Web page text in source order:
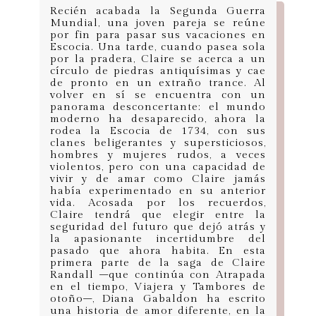
Recién acabada la Segunda Guerra
Mundial, una joven pareja se reúne
por fin para pasar sus vacaciones en
Escocia. Una tarde, cuando pasea sola
por la pradera, Claire se acerca a un
círculo de piedras antiquísimas y cae
de pronto en un extraño trance. Al
volver en sí se encuentra con un
panorama desconcertante: el mundo
moderno ha desaparecido, ahora la
rodea la Escocia de 1734, con sus
clanes beligerantes y supersticiosos,
hombres y mujeres rudos, a veces
violentos, pero con una capacidad de
vivir y de amar como Claire jamás
había experimentado en su anterior
vida. Acosada por los recuerdos,
Claire tendrá que elegir entre la
seguridad del futuro que dejó atrás y
la apasionante incertidumbre del
pasado que ahora habita. En esta
primera parte de la saga de Claire
Randall –que continúa con Atrapada
en el tiempo, Viajera y Tambores de
otoño–, Diana Gabaldon ha escrito
una historia de amor diferente, en la